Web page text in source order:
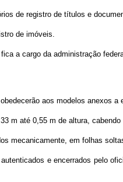
de registro de títulos e
de imóveis.
a cargo da administração
aos modelos anexos
m até 0,55 m de altura,
mecanicamente, em folhas
e encerrados pelo